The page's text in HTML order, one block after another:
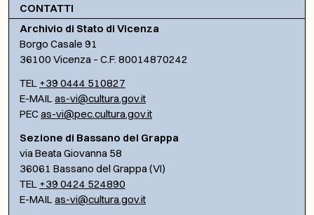
CONTATTI
Archivio di Stato di Vicenza
Borgo Casale 91
36100 Vicenza – C.F. 80014870242
TEL +39 0444 510827
E-MAILas-vi@cultura.gov.it
PECas-vi@pec.cultura.gov.it
Sezione di Bassano del Grappa
via Beata Giovanna 58
36061 Bassano del Grappa (VI)
TEL +39 0424 524890
E-MAILas-vi@cultura.gov.it